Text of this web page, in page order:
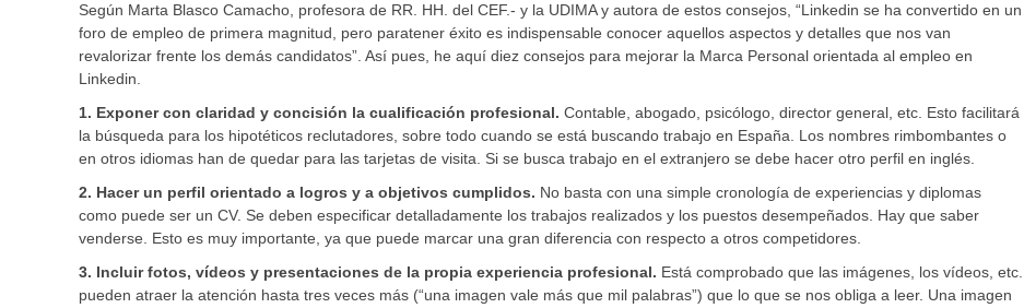
Según Marta Blasco Camacho, profesora de RR. HH. del CEF.- y la UDIMA y autora de estos consejos, “Linkedin se ha convertido en un
foro de empleo de primera magnitud, pero paratener éxito es indispensable conocer aquellos aspectos y detalles que nos van
revalorizar frente los demás candidatos”. Así pues, he aquí diez consejos para mejorar la Marca Personal orientada al empleo en
Linkedin.
1. Exponer con claridad y concisión la cualificación profesional. Contable, abogado, psicólogo, director general, etc. Esto facilitará
la búsqueda para los hipotéticos reclutadores, sobre todo cuando se está buscando trabajo en España. Los nombres rimbombantes o
en otros idiomas han de quedar para las tarjetas de visita. Si se busca trabajo en el extranjero se debe hacer otro perfil en inglés.
2. Hacer un perfil orientado a logros y a objetivos cumplidos. No basta con una simple cronología de experiencias y diplomas
como puede ser un CV. Se deben especificar detalladamente los trabajos realizados y los puestos desempeñados. Hay que saber
venderse. Esto es muy importante, ya que puede marcar una gran diferencia con respecto a otros competidores.
3. Incluir fotos, vídeos y presentaciones de la propia experiencia profesional. Está comprobado que las imágenes, los vídeos, etc.
pueden atraer la atención hasta tres veces más (“una imagen vale más que mil palabras”) que lo que se nos obliga a leer. Una imagen